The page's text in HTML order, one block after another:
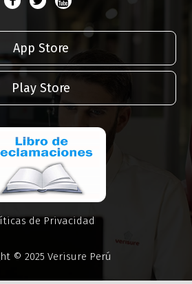
App Store
Play Store
de Privacidad
© 2025 Verisure Perú